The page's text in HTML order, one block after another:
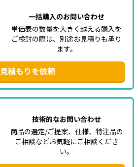
一括購入のお問い合わせ
単価表の数量を大きく越える購入を
ご検討の際は、別途お見積りも承り
ます。
見積もりを依頼
技術的なお問い合わせ
商品の選定/ご提案、仕様、特注品の
ご相談などお気軽にご相談くださ
い。